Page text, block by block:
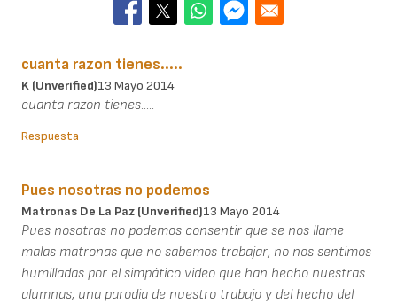
cuanta razon tienes.....
K (unverified)13 Mayo 2014
cuanta razon tienes.....
Respuesta
Pues nosotras no podemos
Matronas De La Paz (unverified)13 Mayo 2014
Pues nosotras no podemos consentir que se nos llame
malas matronas que no sabemos trabajar, no nos sentimos
humilladas por el simpático video que han hecho nuestras
alumnas, una parodia de nuestro trabajo y del hecho del